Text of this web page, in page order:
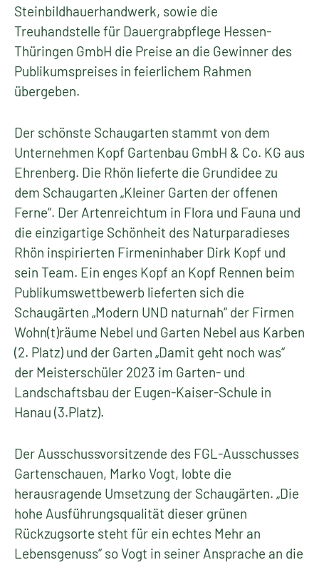
Steinbildhauerhandwerk, sowie die
Treuhandstelle für Dauergrabpflege Hessen-
Thüringen GmbH die Preise an die Gewinner des
Publikumspreises in feierlichem Rahmen
übergeben.
Der schönste Schaugarten stammt von dem
Unternehmen Kopf Gartenbau GmbH & Co. KG aus
Ehrenberg. Die Rhön lieferte die Grundidee zu
dem Schaugarten „Kleiner Garten der offenen
Ferne“. Der Artenreichtum in Flora und Fauna und
die einzigartige Schönheit des Naturparadieses
Rhön inspirierten Firmeninhaber Dirk Kopf und
sein Team. Ein enges Kopf an Kopf Rennen beim
Publikumswettbewerb lieferten sich die
Schaugärten „Modern UND naturnah“ der Firmen
Wohn(t)räume Nebel und Garten Nebel aus Karben
(2. Platz) und der Garten „Damit geht noch was“
der Meisterschüler 2023 im Garten- und
Landschaftsbau der Eugen-Kaiser-Schule in
Hanau (3.Platz).
Der Ausschussvorsitzende des FGL-Ausschusses
Gartenschauen, Marko Vogt, lobte die
herausragende Umsetzung der Schaugärten. „Die
hohe Ausführungsqualität dieser grünen
Rückzugsorte steht für ein echtes Mehr an
Lebensgenuss“ so Vogt in seiner Ansprache an die